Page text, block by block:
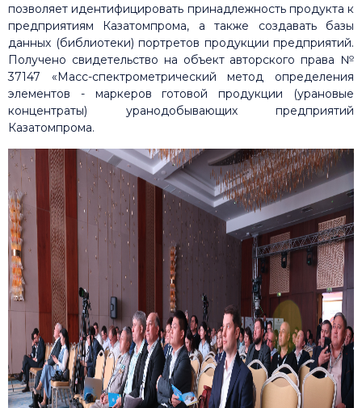
позволяет идентифицировать принадлежность продукта к
предприятиям Казатомпрома, а также создавать базы
данных (библиотеки) портретов продукции предприятий.
Получено свидетельство на объект авторского права №
37147 «Масс-спектрометрический метод определения
элементов - маркеров готовой продукции (урановые
концентраты) уранодобывающих предприятий
Казатомпрома.